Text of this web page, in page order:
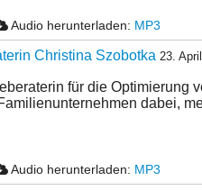
Audio herunterladen: MP3
Christina Szobotka 23.
für die Optimierung
dabei,
Audio herunterladen: MP3